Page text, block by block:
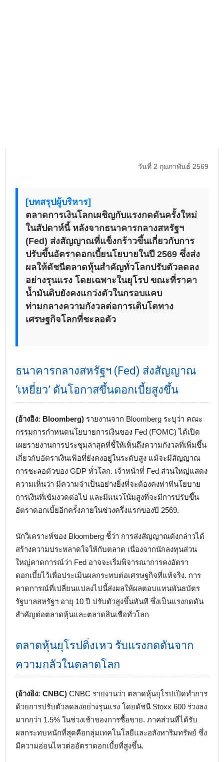
วันที่ 2 กุมภาพันธ์ 2569
[บทสรุปผู้บริหาร]
ตลาดการเงินโลกเผชิญกับแรงกดดันครั้งใหม่
ในสัปดาห์นี้ หลังจากธนาคารกลางสหรัฐฯ
(Fed) ส่งสัญญาณที่แข็งกร้าวขึ้นเกี่ยวกับการ
ปรับขึ้นอัตราดอกเบี้ยนโยบายในปี 2569 ซึ่งส่ง
ผลให้ดัชนีตลาดหุ้นสำคัญทั่วโลกปรับตัวลดลง
อย่างรุนแรง โดยเฉพาะในยุโรป ขณะที่ราคา
น้ำมันดิบยังคงแกว่งตัวในกรอบแคบ
ท่ามกลางความกังวลต่อการเติบโตทาง
เศรษฐกิจโลกที่ชะลอตัว
ธนาคารกลางสหรัฐฯ (Fed) ส่งสัญญาณ
‘เหยี่ยว’ ดันโอกาสขึ้นดอกเบี้ยสูงขึ้น
(อ้างอิง: Bloomberg) รายงานจาก Bloomberg ระบุว่า คณะ
กรรมการกำหนดนโยบายการเงินของ Fed (FOMC) ได้เปิด
เผยรายงานการประชุมล่าสุดที่ชี้ให้เห็นถึงความกังวลที่เพิ่มขึ้น
เกี่ยวกับอัตราเงินเฟ้อที่ยังคงอยู่ในระดับสูง แม้จะมีสัญญาณ
การชะลอตัวของ GDP ทั่วโลก. เจ้าหน้าที่ Fed ส่วนใหญ่แสดง
ความเห็นว่า มีความจำเป็นอย่างยิ่งที่จะต้องคงท่าทีนโยบาย
การเงินที่เข้มงวดต่อไป และมีแนวโน้มสูงที่จะมีการปรับขึ้น
อัตราดอกเบี้ยอีกครั้งภายในช่วงครึ่งแรกของปี 2569.
นักวิเคราะห์ของ Bloomberg ชี้ว่า การส่งสัญญาณดังกล่าวได้
สร้างความประหลาดใจให้กับตลาด เนื่องจากนักลงทุนส่วน
ใหญ่คาดการณ์ว่า Fed อาจจะเริ่มพิจารณาการคงอัตรา
ดอกเบี้ยไว้เพื่อประเมินผลกระทบต่อเศรษฐกิจที่แท้จริง. การ
คาดการณ์ที่เปลี่ยนแปลงไปนี้ส่งผลให้ผลตอบแทนพันธบัตร
รัฐบาลสหรัฐฯ อายุ 10 ปี ปรับตัวสูงขึ้นทันที ซึ่งเป็นแรงกดดัน
สำคัญต่อตลาดหุ้นและตลาดสินเชื่อทั่วโลก
ตลาดหุ้นยุโรปดิ่งเหว รับแรงกดดันจาก
ความกลัวในตลาดโลก
(อ้างอิง: CNBC) CNBC รายงานว่า ตลาดหุ้นยุโรปเปิดทำการ
ด้วยการปรับตัวลดลงอย่างรุนแรง โดยดัชนี Stoxx 600 ร่วงลง
มากกว่า 1.5% ในช่วงเช้าของการซื้อขาย. ภาคส่วนที่ได้รับ
ผลกระทบหนักที่สุดคือกลุ่มเทคโนโลยีและอสังหาริมทรัพย์ ซึ่ง
มีความอ่อนไหวต่ออัตราดอกเบี้ยที่สูงขึ้น.